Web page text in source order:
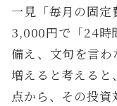
一見「毎月の固
3,000円で「24時
備え、文句を言
増えると考えると
点から、その投資